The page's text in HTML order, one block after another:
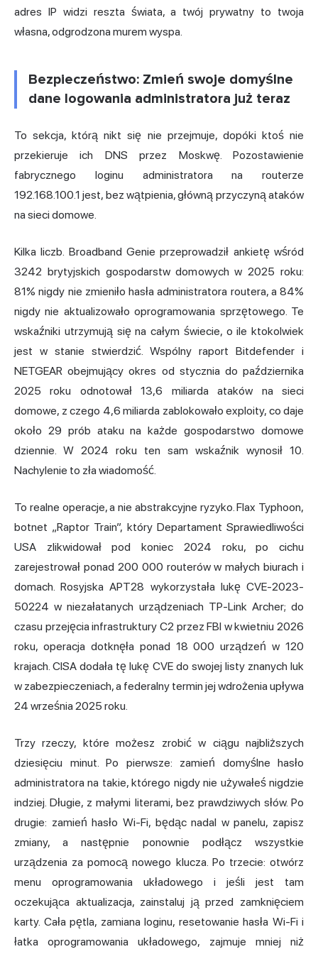
adres IP widzi reszta świata, a twój prywatny to twoja
własna, odgrodzona murem wyspa.
Bezpieczeństwo: Zmień swoje domyślne
dane logowania administratora już teraz
To sekcja, którą nikt się nie przejmuje, dopóki ktoś nie
przekieruje ich DNS przez Moskwę. Pozostawienie
fabrycznego loginu administratora na routerze
192.168.100.1 jest, bez wątpienia, główną przyczyną ataków
na sieci domowe.
Kilka liczb. Broadband Genie przeprowadził ankietę wśród
3242 brytyjskich gospodarstw domowych w 2025 roku:
81% nigdy nie zmieniło hasłaadministratora routera, a 84%
nigdy nie aktualizowało oprogramowania sprzętowego. Te
wskaźniki utrzymują się na całym świecie, o ile ktokolwiek
jest w stanie stwierdzić. Wspólny raport Bitdefender i
NETGEAR obejmujący okres od stycznia do października
2025 roku odnotował 13,6 miliarda ataków na sieci
domowe, z czego 4,6 miliarda zablokowało exploity, co daje
około 29 prób ataku na każde gospodarstwo domowe
dziennie. W 2024 roku ten sam wskaźnik wynosił 10.
Nachylenie to zła wiadomość.
To realne operacje, a nie abstrakcyjne ryzyko. Flax Typhoon,
botnet „Raptor Train”, który Departament Sprawiedliwości
USA zlikwidował pod koniec 2024 roku, po cichu
zarejestrował ponad 200 000 routerów w małych biurach i
domach. Rosyjska APT28 wykorzystała lukę CVE-2023-
50224 w niezałatanych urządzeniach TP-Link Archer; do
czasu przejęcia infrastruktury C2 przez FBI w kwietniu 2026
roku, operacja dotknęła ponad 18 000 urządzeń w 120
krajach. CISA dodała tę lukę CVE do swojej listy znanych luk
w zabezpieczeniach, a federalny termin jej wdrożenia upływa
24 września 2025 roku.
Trzy rzeczy, które możesz zrobić w ciągu najbliższych
dziesięciu minut. Po pierwsze: zamień domyślne hasło
administratora na takie, którego nigdy nie używałeś nigdzie
indziej. Długie, z małymi literami, bez prawdziwych słów. Po
drugie: zamień hasło Wi-Fi, będąc nadal w panelu, zapisz
zmiany, a następnie ponownie podłącz wszystkie
urządzenia za pomocą nowego klucza. Po trzecie: otwórz
menu oprogramowania układowego i jeśli jest tam
oczekująca aktualizacja, zainstaluj ją przed zamknięciem
karty. Cała pętla, zamiana loginu, resetowanie hasła Wi-Fi i
łatka oprogramowania układowego, zajmuje mniej niż